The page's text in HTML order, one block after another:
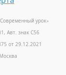
урок»
Авт. знак С56
от 29.12.2021